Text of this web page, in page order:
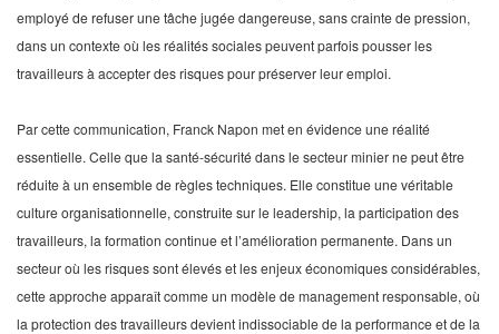
employé de refuser une tâche jugée dangereuse, sans crainte de pression,
dans un contexte où les réalités sociales peuvent parfois pousser les
travailleurs à accepter des risques pour préserver leur emploi.
Par cette communication, Franck Napon met en évidence une réalité
essentielle. Celle que la santé-sécurité dans le secteur minier ne peut être
réduite à un ensemble de règles techniques. Elle constitue une véritable
culture organisationnelle, construite sur le leadership, la participation des
travailleurs, la formation continue et l’amélioration permanente. Dans un
secteur où les risques sont élevés et les enjeux économiques considérables,
cette approche apparaît comme un modèle de management responsable, où
la protection des travailleurs devient indissociable de la performance et de la